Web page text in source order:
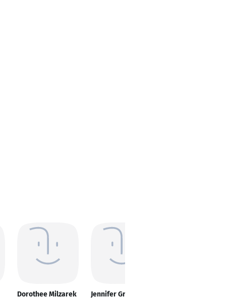
Dorothee Milzarek Jennifer Graser